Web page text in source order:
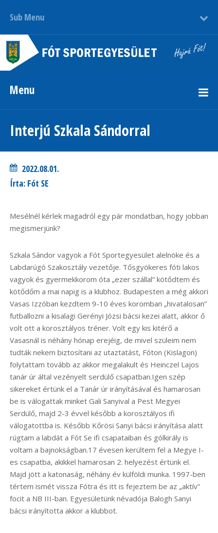
Sub Menu
Menu
Interjú Szkala Sándorral
2022.08.01.
Írta: Fót SE
Mesélnél kérlek magadról egy pár mondatban, hogy jobban
megismerjünk?
Szkala Sándor vagyok a Fót Sportegyesület alelnöke és a
Labdarúgó Szakosztály vezetője. Tősgyökeres fóti lakos
vagyok és gyermekkorom óta „ezer szállal” kötődtem és
kötődőm a mai napig is a klubhoz. Budapesten a még akkori
Vasas Izzóban kezdtem 9-10 éves koromban „hivatalosan”
futballozni a kisalagi Gerényi Józsi bácsi kezei alatt, akkor ő
volt ott a korosztályos tréner. Volt egy kis kitérő a
Vasasnál is néhány hónap erejéig, de mivel szüleim nem
tudták nekem biztosítani az utaztatást, Fóton (Kislagon)
folytattam tovább az akkor megalakult és Heinczel Lajos
tanár úr által vezényelt serdülő csapatban.Igen szép
sikereket értünk el a Tanár úr irányításával és hamarosan
be is válogattak minket Gali Sanyival a Pest Megyei
Serdülő, majd 2-3 évvel később a korosztályos ifi
válogatottba is. Később Kőrösi Sanyi bácsi irányítása alatt
rúgtam a labdát a Fót Se ifi csapataiban és gólkirály is
voltam a bajnokságban.17 évesen kerültem fel a Megye I-
es csapatba, akikkel hamarosan 2. helyezést értünk el.
Majd jött a katonaság, néhány év külföldi munka. 1997-ben
tértem ismét vissza Fótra és itt is fejeztem be az „aktív”
focit a NB III-ban. Egyesületünk névadója Balogh Sanyi
bácsi irányította akkor a klubbot.